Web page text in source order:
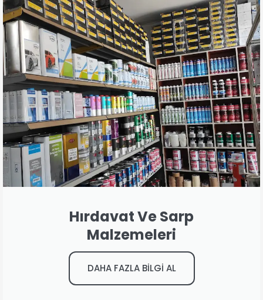
Hırdavat Ve Sarp
Malzemeleri
DAHA FAZLA BİLGİ AL